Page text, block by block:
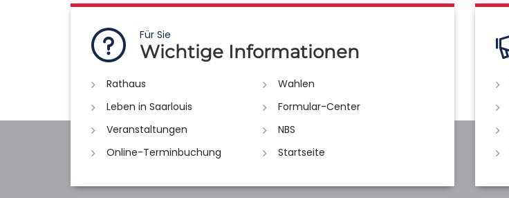
Für Sie
Wichtige Informationen
Rathaus
Wahlen
Leben in Saarlouis
Formular-Center
Veranstaltungen
NBS
Online-Terminbuchung
Startseite